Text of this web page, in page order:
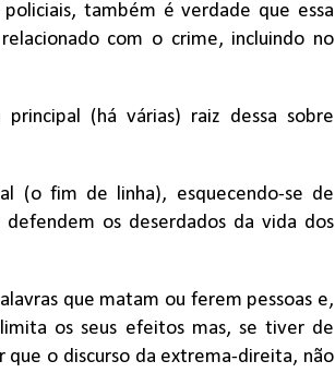
também é verdade que essa
com o crime, incluindo no
(há várias) raiz dessa sobre
(o fim de linha), esquecendo-se de
os deserdados da vida dos
que matam ou ferem pessoas e,
os seus efeitos mas, se tiver de
que o discurso da extrema-direita, não